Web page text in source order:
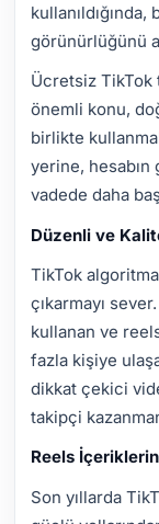
görünürlüğünü
Ücretsiz TikTok
önemli konu,
birlikte
yerine,
vadede daha
Düzenli ve
TikTok
çıkarmayı
kullanan ve
fazla kişiye
dikkat çekici
takipçi
Reels
Son yıllarda